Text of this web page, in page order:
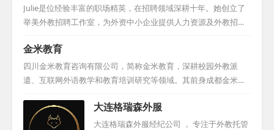
星幼儿园、万科实验小学、七宝外国语小学、洋泾外国语小学、
菊园小学和海桐小学等）稳定地输送外教老师，为这些学校提供
了质量上乘且数量充足的师资支持，因此在业界赢得了广泛的好
评与卓越的口碑。...
Julie是位经验丰富的职场精英，在招聘领域深耕十年。她创立了
举美外教招聘工作室，为外资中小企业提供人力资源及外教招聘
的专业咨询。此前，她加入美国各州在华中心，为欲入华的美国
企业招聘人才。她还曾服务于荷兰的International Top Talent，
担任项目经理，为荷兰机构和企业招募中国人才。Julie还曾在Sta
nton Chase担任总监，并在美国凤凰城的私募基金工作。她还曾
在可口可乐中国总部负责策略采购，早期在德国工业公司工作，
并在上海财经大学教授英语。Julie毕业于美国雷鸟全球管理学
院，并持有华东师...
金米教育
四川金米教育咨询有限公司，简称金米教育，深耕校园外教派
遣、互联网外语教学和教育培训研究等领域。其前身成都金米文
化传播有限公司自2012年5月成立以来，已积累七年多的丰富经
验。金米教育在外教派遣领域表现卓越，为成都五十多所中小
学、幼儿园提供优质服务，并逐步扩大至川内乃至全国范围。随
大连格瑞森外服
大连格瑞森外服经纪公司 ， 专注于外教托管